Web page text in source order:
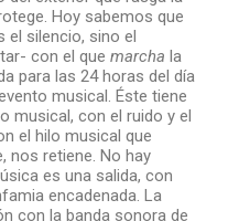
Hoy sabemos que
el silencio, sino el
con el que marcha la
para las 24 horas del día
musical. Éste tiene
musical, con el ruido y el
el hilo musical que
nos retiene. No hay
es una salida, con
encadenada. La
con la banda sonora de